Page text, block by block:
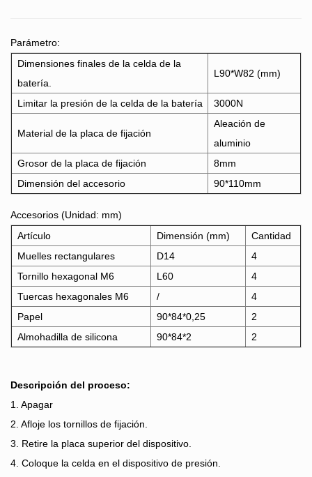
Parámetro:
Dimensiones finales de la celda de la
batería.
L90*W82 (mm)
Limitar la presión de la celda de la batería 3000N
Material de la placa de fijación
Aleación de
aluminio
Grosor de la placa de fijación
8mm
Dimensión del accesorio
90*110mm
Accesorios (Unidad: mm)
Artículo
Dimensión (mm)
Cantidad
Muelles rectangulares
D14
4
Tornillo hexagonal M6
L60
4
Tuercas hexagonales M6
/
4
Papel
90*84*0,25
2
Almohadilla de silicona
90*84*2 2
Descripción del proceso:
1. Apagar
2. Afloje los tornillos de fijación.
3. Retire la placa superior del dispositivo.
4. Coloque la celda en el dispositivo de presión.